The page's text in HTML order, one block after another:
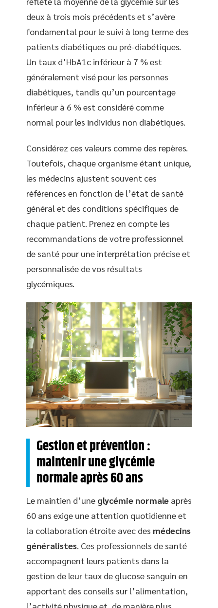
deux à trois mois précédents et s’avère
fondamental pour le suivi à long terme des
patients diabétiques ou pré-diabétiques.
Un taux d’HbA1c inférieur à 7 % est
généralement visé pour les personnes
diabétiques, tandis qu’un pourcentage
inférieur à 6 % est considéré comme
normal pour les individus non diabétiques.
Considérez ces valeurs comme des repères.
Toutefois, chaque organisme étant unique,
les médecins ajustent souvent ces
références en fonction de l’état de santé
général et des conditions spécifiques de
chaque patient. Prenez en compte les
recommandations de votre professionnel
de santé pour une interprétation précise et
personnalisée de vos résultats
glycémiques.
Gestion et prévention :
maintenir une glycémie
normale après 60 ans
Le maintien d’une glycémie normale après
60 ans exige une attention quotidienne et
la collaboration étroite avec des médecins
généralistes . Ces professionnels de santé
accompagnent leurs patients dans la
gestion de leur taux de glucose sanguin en
apportant des conseils sur l’alimentation,
l’activité physique et, de manière plus